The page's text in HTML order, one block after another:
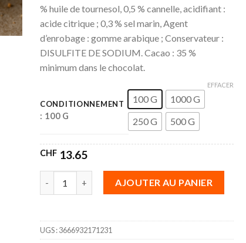
% huile de tournesol, 0,5 % cannelle, acidifiant :
acide citrique ; 0,3 % sel marin, Agent
d’enrobage : gomme arabique ; Conservateur :
DISULFITE DE SODIUM. Cacao : 35 %
minimum dans le chocolat.
CONDITIONNEMENT
: 100 G
100 G
1000 G
250 G
500 G
EFFACER
CHF 13.65
AJOUTER AU PANIER
UGS :3666932171231